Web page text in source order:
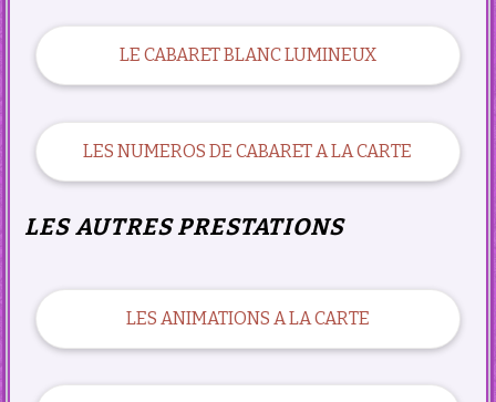
LE CABARET BLANC LUMINEUX
LES NUMEROS DE CABARET A LA CARTE
LES AUTRES PRESTATIONS
LES ANIMATIONS A LA CARTE